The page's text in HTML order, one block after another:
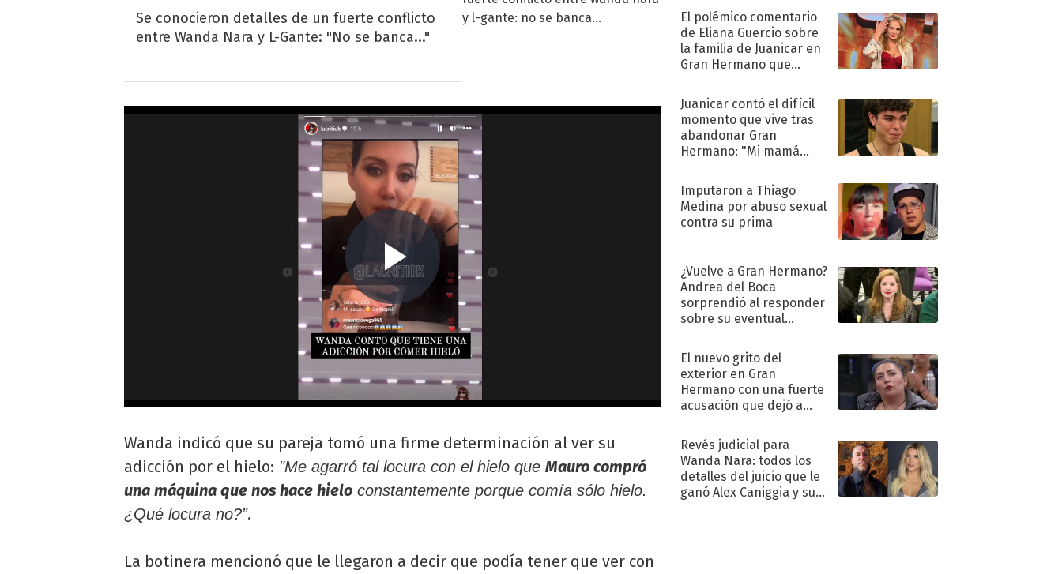
Se conocieron detalles de un fuerte conflicto
entre Wanda Nara y L-Gante: "No se banca..."
Wanda indicó que su pareja tomó una firme determinación al ver su
adicción por el hielo: "Me agarró tal locura con el hielo que Mauro compró
una máquina que nos hace hielo constantemente porque comía sólo hielo.
¿Qué locura no?”.
La botinera mencionó que le llegaron a decir que podía tener que ver con
El polémico comentario
de Eliana Guercio sobre
la familia de Juanicar en
Gran Hermano que
Juanicar contó el difícil
momento que vive tras
abandonar Gran
Hermano: "Mi mamá
Imputaron a Thiago
Medina por abuso sexual
contra su prima
¿Vuelve a Gran Hermano?
Andrea del Boca
sorprendió al responder
sobre su eventual
El nuevo grito del
exterior en Gran
Hermano con una fuerte
acusación que dejó a
"Traidora"
Revés judicial para
Wanda Nara: todos los
detalles del juicio que le
ganó Alex Caniggia y sus